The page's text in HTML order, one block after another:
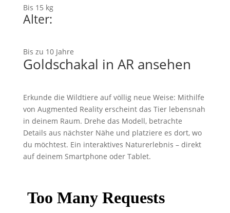
Bis 15 kg
Alter:
Bis zu 10 Jahre
Goldschakal in AR ansehen
Erkunde die Wildtiere auf völlig neue Weise: Mithilfe
von Augmented Reality erscheint das Tier lebensnah
in deinem Raum. Drehe das Modell, betrachte
Details aus nächster Nähe und platziere es dort, wo
du möchtest. Ein interaktives Naturerlebnis – direkt
auf deinem Smartphone oder Tablet.